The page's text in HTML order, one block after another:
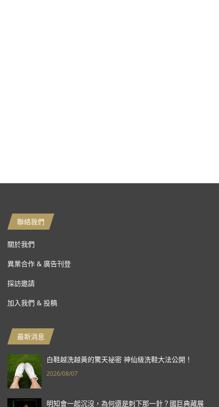
聯絡我們
關於我們
異業合作 & 廣告刊登
採訪邀請
加入我們 & 投稿
最新消息
白鞋越洗越黃的驚天祕密 神仙級洗鞋大法公開！
2026/08/07
明知會一起沉沒，為何還是刺下那一針？國巨典藏展